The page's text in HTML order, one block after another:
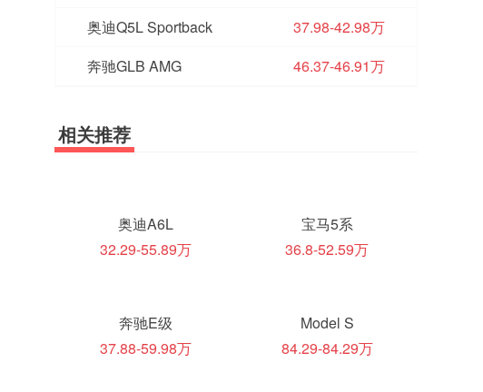
奥迪Q5L Sportback
37.98-42.98万
奔驰GLB AMG
46.37-46.91万
相关推荐
奥迪A6L
32.29-55.89万
宝马5系
36.8-52.59万
奔驰E级
37.88-59.98万
Model S
84.29-84.29万